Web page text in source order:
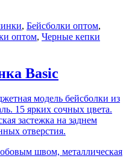
, Бейсболки оптом,
оптом, Черные кепки
Basic
модель бейсболки из
15 ярких сочных цвета.
застежка на заднем
отверстия.
швом, металлическая